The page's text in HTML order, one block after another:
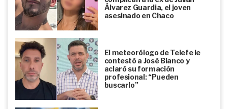
Álvarez Guardia, el joven
asesinado en Chaco
El meteorólogo de Telefe le
contestó a José Bianco y
aclaró su formación
profesional: “Pueden
buscarlo”